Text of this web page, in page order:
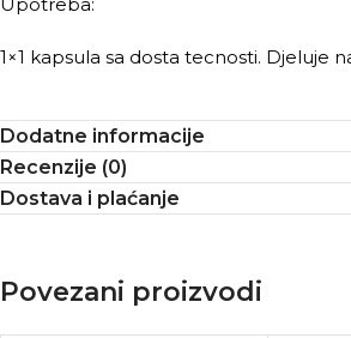
1×1 kapsula sa dosta tecnosti. Djeluje
Dodatne informacije
Recenzije (0)
Dostava i plaćanje
Povezani proizvodi